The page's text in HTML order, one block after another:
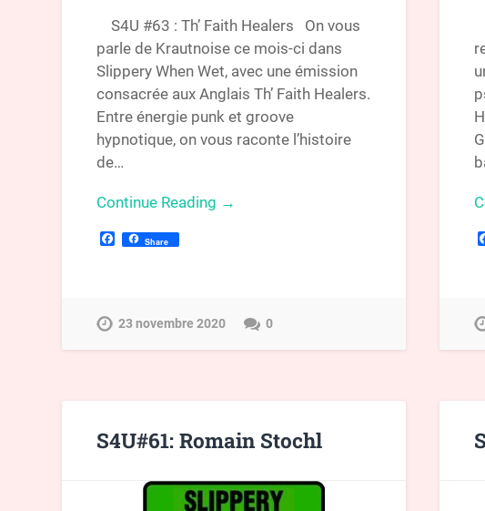
S4U #63 : Th’ Faith Healers On vous
parle de Krautnoise ce mois-ci dans
Slippery When Wet, avec une émission
consacrée aux Anglais Th’ Faith Healers.
Entre énergie punk et groove
hypnotique, on vous raconte l’histoire
de…
Continue Reading →
Facebook
Share
23 novembre 2020 0
S4U#61: Romain Stochl